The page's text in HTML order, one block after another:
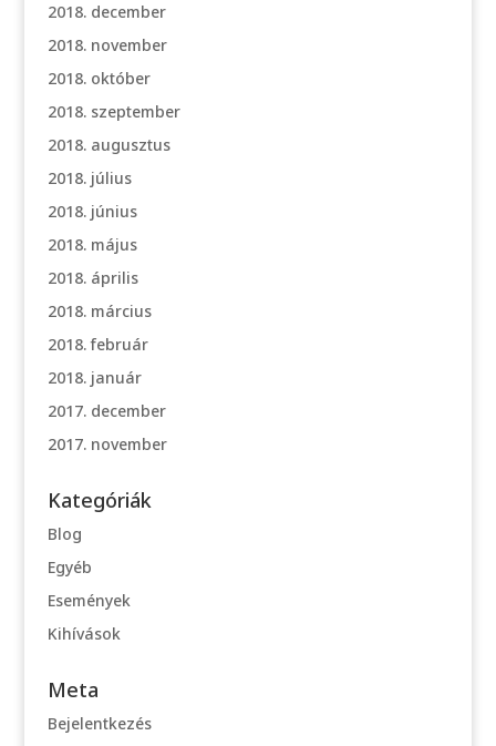
2018. december
2018. november
2018. október
2018. szeptember
2018. augusztus
2018. július
2018. június
2018. május
2018. április
2018. március
2018. február
2018. január
2017. december
2017. november
Kategóriák
Blog
Egyéb
Események
Kihívások
Meta
Bejelentkezés